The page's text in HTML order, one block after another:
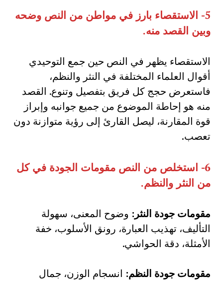
5- الاستقصاء بارز في مواطن من النص وضحه
وبين القصد منه.
الاستقصاء يظهر في النص حين جمع التوحيدي
أقوال العلماء المختلفة في النثر والنظم،
فاستعرض حجج كل فريق بتفصيل وتنوع. القصد
منه هو إحاطة الموضوع من جميع جوانبه وإبراز
قوة المقارنة، ليصل القارئ إلى رؤية متوازنة دون
تعصب.
6- استخلص من النص مقومات الجودة في كل
من النثر والنظم.
مقومات جودة النثر: وضوح المعنى، سهولة
التأليف، تهذيب العبارة، رونق الأسلوب، خفة
الأمثلة، دقة الحواشي.
مقومات جودة النظم: انسجام الوزن، جمال